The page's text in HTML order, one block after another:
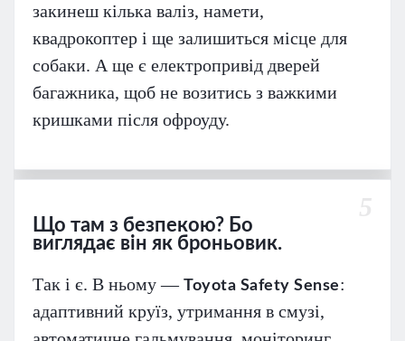
закинеш кілька валіз, намети,
квадрокоптер і ще залишиться місце для
собаки. А ще є електропривід дверей
багажника, щоб не возитись з важкими
кришками після офроуду.
Що там з безпекою? Бо
виглядає він як броньовик.
Так і є. В ньому — Toyota Safety Sense:
адаптивний круїз, утримання в смузі,